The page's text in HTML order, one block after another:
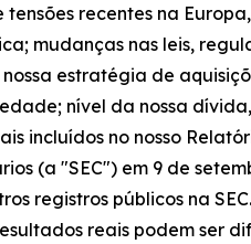
recentes na
mudanças nas leis,
estratégia de
nível da nossa
incluídos no nosso
(a "SEC") em 9 de
registros públicos na
reais podem ser